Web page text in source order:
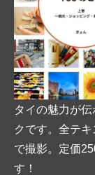
タイの魅力が
クです。全テ
で撮影。定価
す！